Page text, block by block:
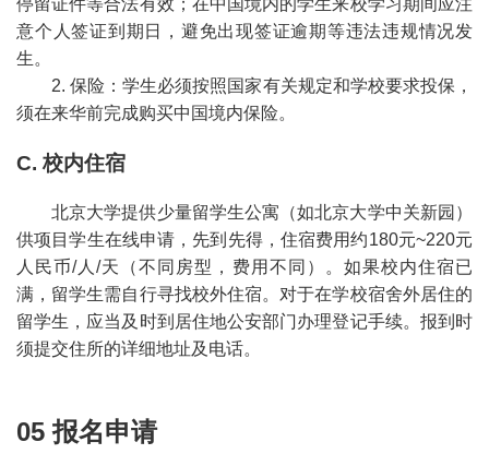
停留证件等合法有效；在中国境内的学生来校学习期间应注
意个人签证到期日，避免出现签证逾期等违法违规情况发
生。
2. 保险：学生必须按照国家有关规定和学校要求投保，
须在来华前完成购买中国境内保险。
C. 校内住宿
北京大学提供少量留学生公寓（如北京大学中关新园）
供项目学生在线申请，先到先得，住宿费用约180元~220元
人民币/人/天（不同房型，费用不同）。如果校内住宿已
满，留学生需自行寻找校外住宿。对于在学校宿舍外居住的
留学生，应当及时到居住地公安部门办理登记手续。报到时
须提交住所的详细地址及电话。
05 报名申请